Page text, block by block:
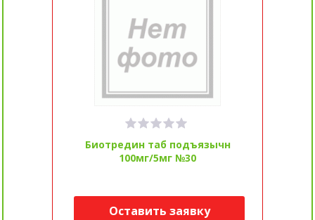
Биотредин таб подъязычн
100мг/5мг №30
Оставить заявку